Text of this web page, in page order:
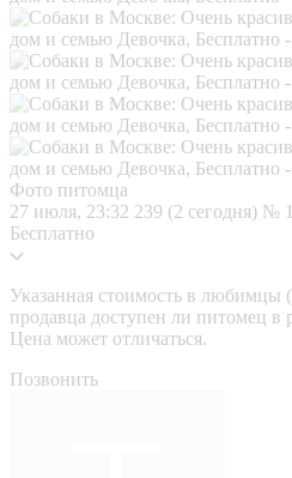
Фото питомца
27 июля, 23:32 239 (2 сегодня) №
Бесплатно
Указанная стоимость в любимцы
продавца доступен ли питомец в
Цена может отличаться.
Позвонить